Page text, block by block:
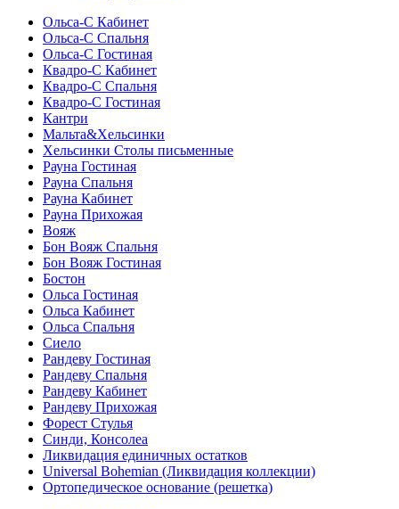
Ольса-С Кабинет
Ольса-С Спальня
Ольса-С Гостиная
Квадро-С Кабинет
Квадро-С Спальня
Квадро-С Гостиная
Кантри
Мальта&Хельсинки
Хельсинки Столы письменные
Рауна Гостиная
Рауна Спальня
Рауна Кабинет
Рауна Прихожая
Вояж
Бон Вояж Спальня
Бон Вояж Гостиная
Бостон
Ольса Гостиная
Ольса Кабинет
Ольса Спальня
Сиело
Рандеву Гостиная
Рандеву Спальня
Рандеву Кабинет
Рандеву Прихожая
Форест Стулья
Синди, Консолеа
Ликвидация единичных остатков
Universal Bohemian (Ликвидация коллекции)
Ортопедическое основание (решетка)